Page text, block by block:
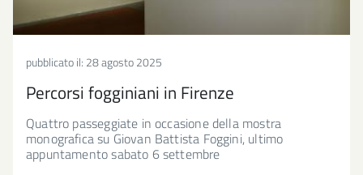
pubblicato il: 28 agosto 2025
Percorsi fogginiani in Firenze
Quattro passeggiate in occasione della mostra
monografica su Giovan Battista Foggini, ultimo
appuntamento sabato 6 settembre